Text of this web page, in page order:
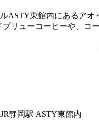
ASTY東館内にあるア
リューコーヒーや、コ
静岡駅 ASTY東館内